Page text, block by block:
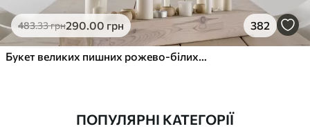
483.33грн290.00 грн 382
Букет великих пишних рожево-білих квітів півонії із зеленим листям на м’якому розмитому фоні
ПОПУЛЯРНІ КАТЕГОРІЇ